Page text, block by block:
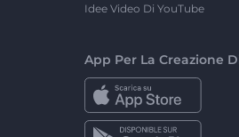
Idee Video Di YouTube
App Per La Creazione